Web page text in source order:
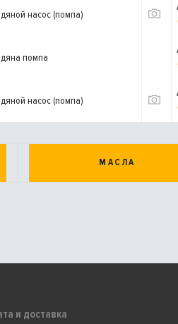
насос (помпа)
помпа
насос (помпа)
МАСЛА
и доставка